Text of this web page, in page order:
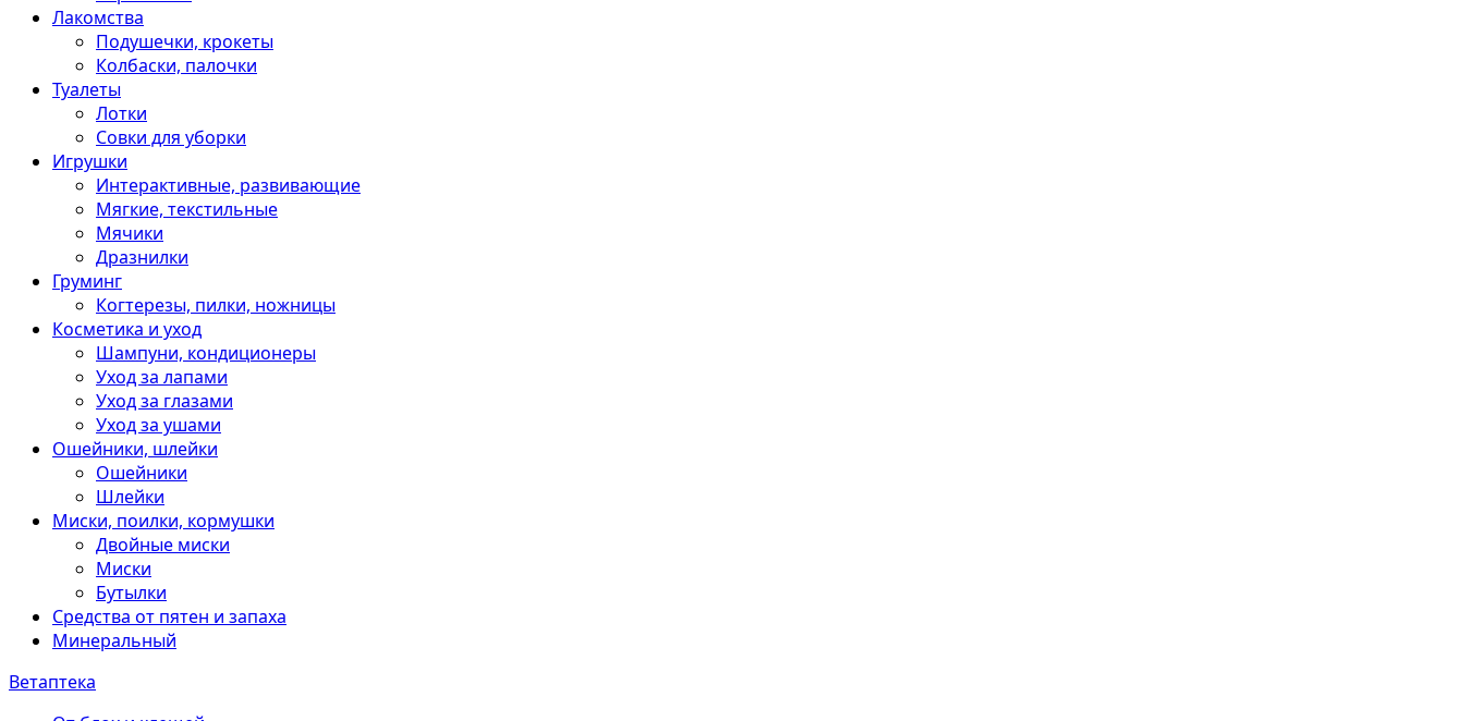
Лакомства
Подушечки, крокеты
Колбаски, палочки
Туалеты
Лотки
Совки для уборки
Игрушки
Интерактивные, развивающие
Мягкие, текстильные
Мячики
Дразнилки
Груминг
Когтерезы, пилки, ножницы
Косметика и уход
Шампуни, кондиционеры
Уход за лапами
Уход за глазами
Уход за ушами
Ошейники, шлейки
Ошейники
Шлейки
Миски, поилки, кормушки
Двойные миски
Миски
Бутылки
Средства от пятен и запаха
Минеральный
Ветаптека